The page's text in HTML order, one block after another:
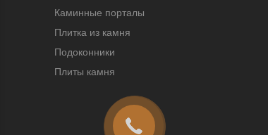
Каминные порталы
Плитка из камня
Подоконники
Плиты камня